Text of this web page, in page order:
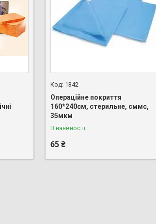
1342
Операційне покриття
160*240см, стерильне, сммс,
35мкм
В наявності
65 ₴